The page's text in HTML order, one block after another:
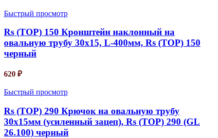
Быстрый просмотр
Rs (TOP) 150 Кронштейн наклонный на
овальную трубу 30х15, L-400мм, Rs (TOP) 150
черный
620 ₽
Быстрый просмотр
Rs (TOP) 290 Крючок на овальную трубу
30х15мм (усиленный зацеп), Rs (TOP) 290 (GL
26.100) черный